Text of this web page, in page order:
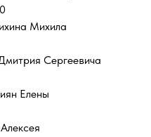
Михила
Сергеевича
Елены